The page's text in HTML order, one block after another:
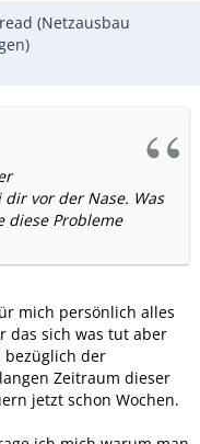
(Netzausbau
dir vor der Nase. Was
diese Probleme
mich persönlich alles
das sich was tut aber
bezüglich der
Zeitraum dieser
jetzt schon Wochen.